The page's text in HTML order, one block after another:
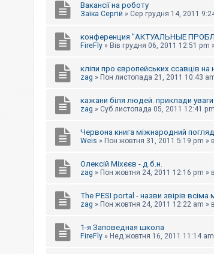
Вакансії на роботу
Заїка Сергій » Сер грудня 14, 2011
конференция "АКТУАЛЬНЫЕ
FireFly » Вів грудня 06, 2011 12:51 pm
кліпи про європейських ссавців на
zag » Пон листопада 21, 2011 10:43
кажани біля людей. приклади уваги
zag » Суб листопада 05, 2011 12:41 pm
Червона книга міжнародний погляд
Weis » Пон жовтня 31, 2011 5:19 pm » в
Олексій Міхєєв - д.б.н.
zag » Пон жовтня 24, 2011 12:16 pm » в
The PESI portal - назви звірів
zag » Пон жовтня 24, 2011 12:22 am » в
1-я Заповедная школа
FireFly » Нед жовтня 16, 2011 11:14 am